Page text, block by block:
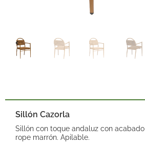
Sillón Cazorla
Sillón con toque andaluz con
rope marrón. Apilable.